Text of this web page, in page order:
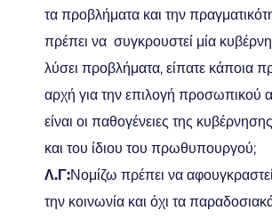
τα προβλήματα και την
πρέπει να συγκρουστεί μία
λύσει προβλήματα, είπατε κάποια
αρχή για την επιλογή προσωπικού
είναι οι παθογένειες της
και του ίδιου του πρωθυπουργού;
Λ.Γ:Νομίζω πρέπει να
την κοινωνία και όχι τα